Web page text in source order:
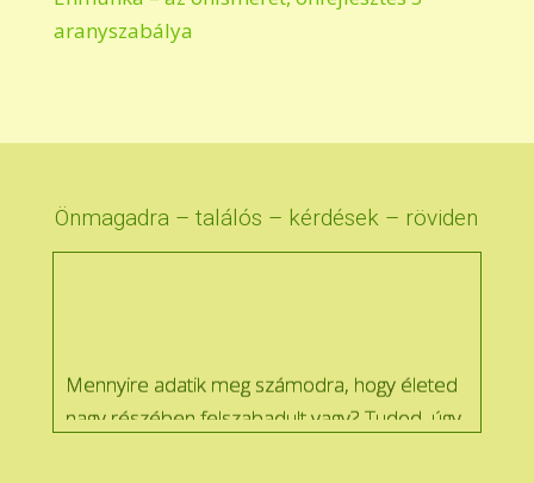
aranyszabálya
Önmagadra – találós – kérdések – röviden
Mennyire adatik meg számodra, hogy életed
nagy részében felszabadult vagy? Tudod, úgy,